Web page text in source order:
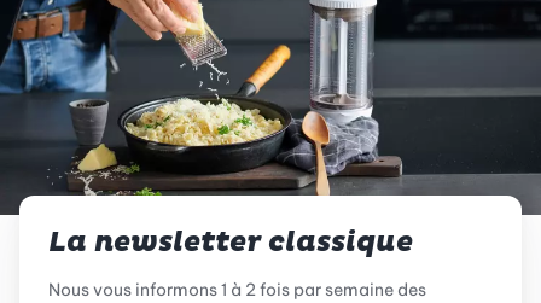
La newsletter classique
Nous vous informons 1 à 2 fois par semaine des